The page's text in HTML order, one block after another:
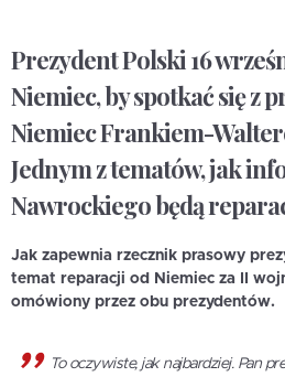
Prezydent Polski 16
Niemiec, by spotkać się z
Niemiec Frankiem-
Jednym z tematów, jak
Nawrockiego będą
Jak zapewnia rzecznik prasowy
temat reparacji od Niemiec za II
omówiony przez obu prezydentów.
To oczywiste, jak najbardziej. Pan